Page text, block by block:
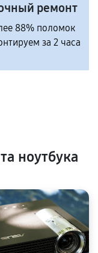
ремонт
88% поломок
за 2 часа
ноутбука